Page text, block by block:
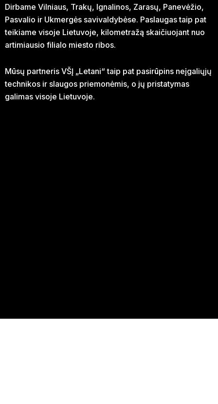
Dirbame Vilniaus, Trakų, Ignalinos, Zarasų, Panevėžio,
Pasvalio ir Ukmergės savivaldybėse. Paslaugas taip pat
teikiame visoje Lietuvoje, kilometražą skaičiuojant nuo
artimiausio filialo miesto ribos.
Mūsų partneris VŠĮ „Letani“ taip pat pasirūpins neįgaliųjų
technikos ir slaugos priemonėmis, o jų pristatymas
galimas visoje Lietuvoje.